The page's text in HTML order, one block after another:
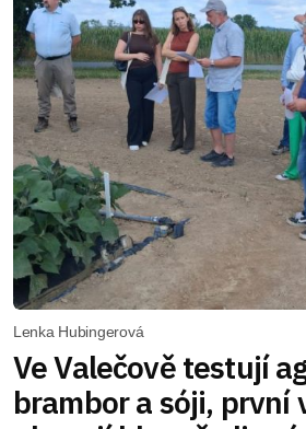
Lenka Hubingerová
Ve Valečově testují
brambor a sóji, první